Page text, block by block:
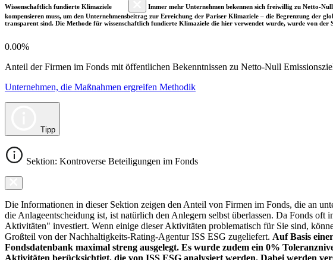
Wissenschaftlich fundierte Klimaziele
Immer mehr Unternehmen bekennen sich freiwillig zu Netto-
kompensieren muss, um den Unternehmensbeitrag zur Erreichung der Pariser Klimaziele – die Begrenzung der
transparent sind. Die Methode für wissenschaftlich fundierte Klimaziele die hier verwendet wurde, wurde von
0.00%
Anteil der Firmen im Fonds mit öffentlichen Bekenntnissen zu Netto-Null
Unternehmen, die Maßnahmen ergreifen Methodik
Tipp
Sektion: Kontroverse Beteiligungen im Fonds
Die Informationen in dieser Sektion zeigen den Anteil von Firmen im Fonds, die an
die Anlageentscheidung ist, ist natürlich den Anlegern selbst überlassen. Da Fonds
Aktivitäten" investiert. Wenn einige dieser Aktivitäten problematisch für Sie sind,
Großteil von der Nachhaltigkeits-Rating-Agentur ISS ESG zugeliefert. Auf Basis
Fondsdatenbank maximal streng ausgelegt. Es wurde zudem ein 0%
Aktivitäten berücksichtigt, die von ISS ESG analysiert werden. Dabei werden